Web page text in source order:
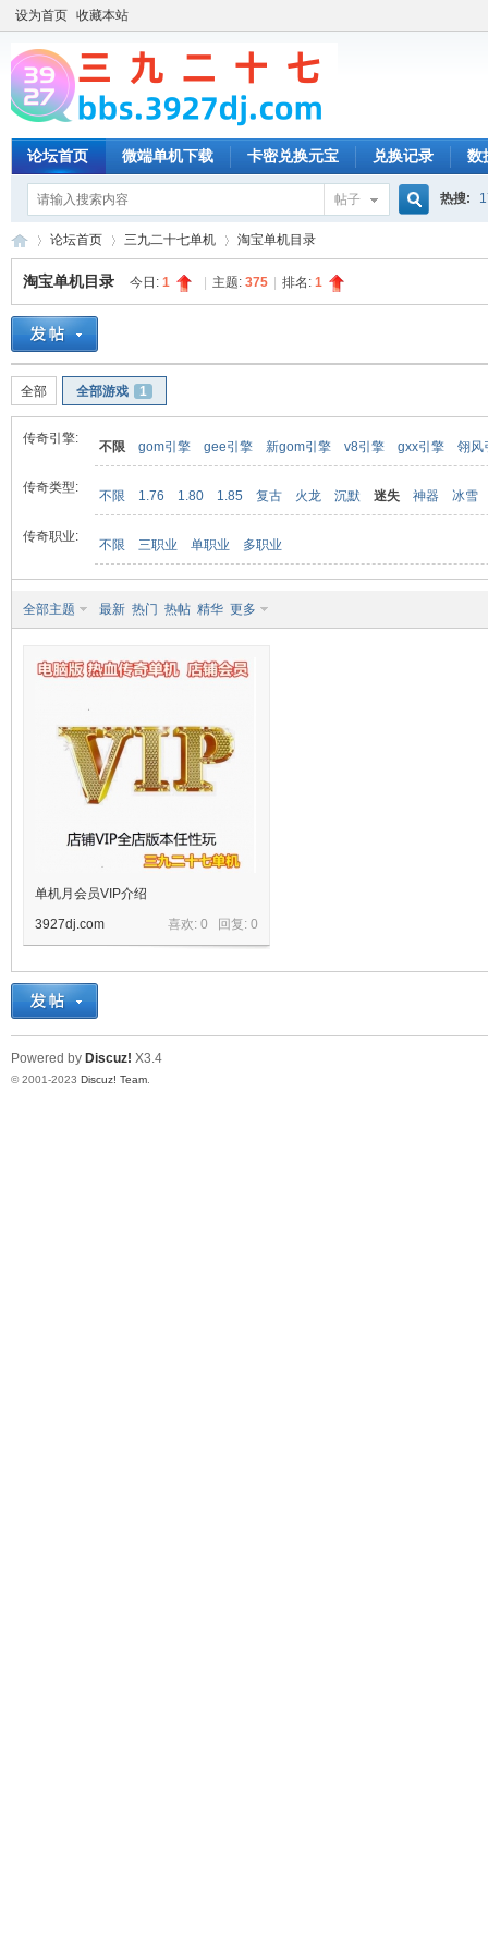
设为首页 收藏本站
论坛首页 微端单机下载 卡密兑换元宝 兑换记录 数
帖子 热搜:
十
»
论坛首页 三九二十七单机 淘宝单机目录
淘宝单机目录 今日: 1 主题: 375 排名: 1
全部 全部游戏 1
传奇引擎:
不限 gom引擎 gee引擎 新gom引擎 v8引擎 gxx引擎 翎风
传奇类型:
不限 1.76 1.80 1.85 复古 火龙 沉默 迷失 神器 冰雪
传奇职业:
不限 三职业 单职业 多职业
全部主题 最新 热门 热帖 精华 更多
单机月会员VIP介绍
喜欢: 0 回复: 0
3927dj.com
Powered by Discuz! X3.4
© 2001-2023 Discuz! Team.